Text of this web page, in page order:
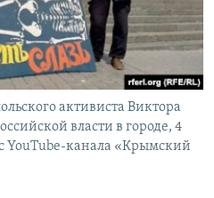
активиста Виктора
власти в городе, 4
YouTube-канала «Крымский